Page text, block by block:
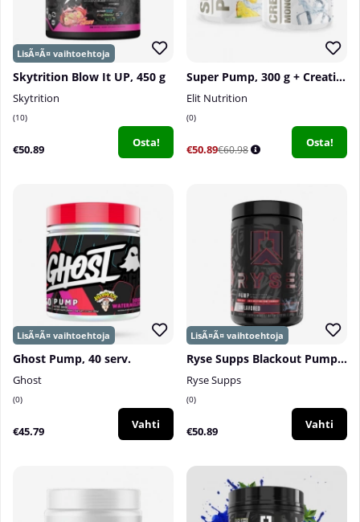
Skytrition Blow It UP, 450 g
Skytrition
10
€50.89 Osta!
Super Pump, 300 g + Creatine Monohydrate, 300 g
Elit Nutrition
0
€50.89€60.98
Osta!
Ghost Pump, 40 serv.
Ghost
0
€45.79 Vahti
Ryse Supps Blackout Pump, 25 serv.
Ryse Supps
0
€50.89 Vahti